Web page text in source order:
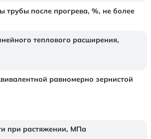
трубы после прогрева, %, не более
теплового расширения,
равномерно зернистой
при растяжении, МПа